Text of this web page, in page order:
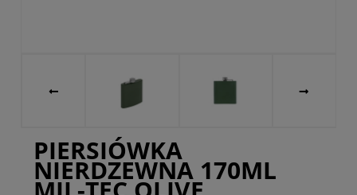
PIERSIÓWKA
NIERDZEWNA 170ML